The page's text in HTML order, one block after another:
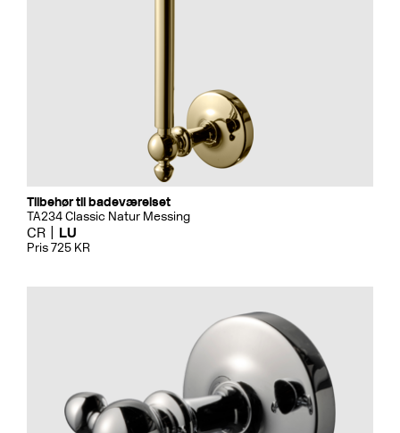
Tilbehør til badeværelset
TA234 Classic Natur Messing
CR LU
Pris 725 KR